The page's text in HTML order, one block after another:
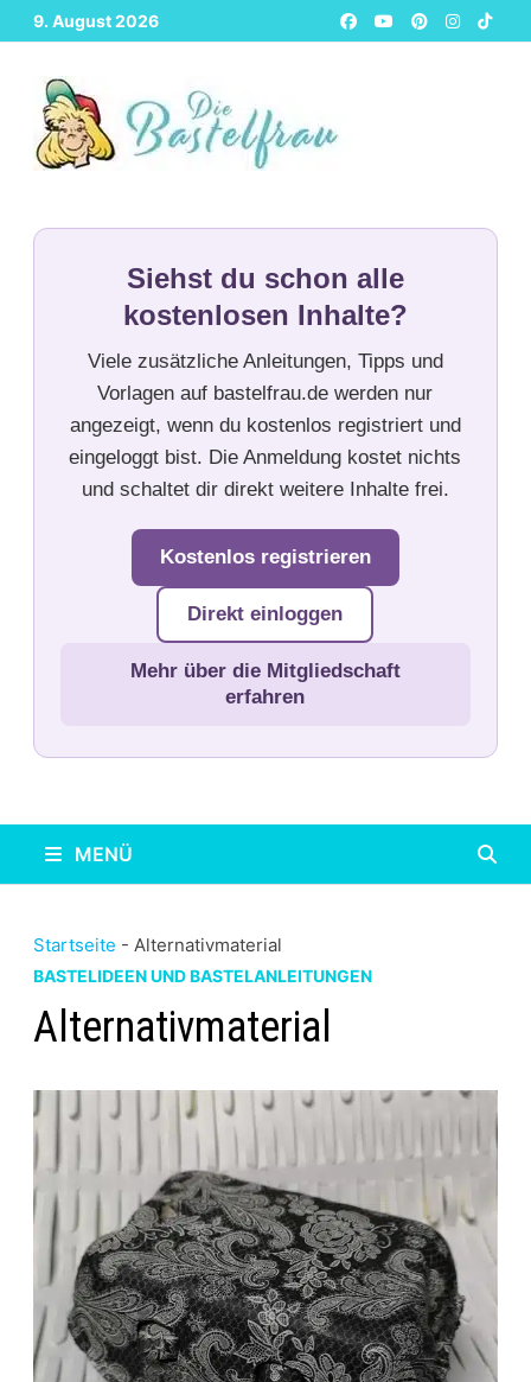
Zurück
zum
Inhalt
9. August 2026
Siehst du schon alle
kostenlosen Inhalte?
Viele zusätzliche Anleitungen, Tipps und
Vorlagen auf bastelfrau.de werden nur
angezeigt, wenn du kostenlos registriert und
eingeloggt bist. Die Anmeldung kostet nichts
und schaltet dir direkt weitere Inhalte frei.
Kostenlos registrieren
Direkt einloggen
Mehr über die Mitgliedschaft
erfahren
MENÜ
Startseite - Alternativmaterial
BASTELIDEEN UND BASTELANLEITUNGEN
Alternativmaterial